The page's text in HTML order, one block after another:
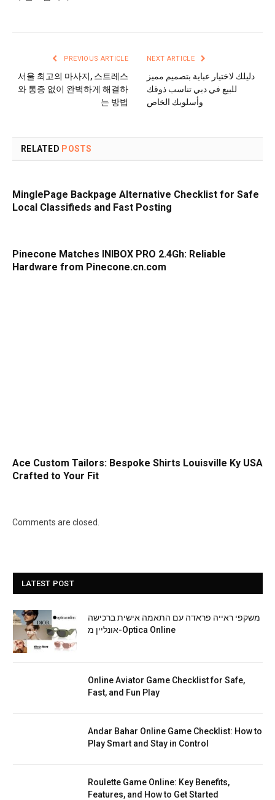
PREVIOUS ARTICLE
서울 최고의 마사지, 스트레스
와 통증 없이 완벽하게 해결하
는 방법
NEXT ARTICLE
دليلك لاختيار عباية بتصميم مميز
للبيع في دبي تناسب ذوقك
وأسلوبك الخاص
RELATED POSTS
MinglePage Backpage Alternative Checklist for Safe
Local Classifieds and Fast Posting
Pinecone Matches INIBOX PRO 2.4Gh: Reliable
Hardware from Pinecone.cn.com
Ace Custom Tailors: Bespoke Shirts Louisville Ky USA
Crafted to Your Fit
Comments are closed.
LATEST POST
משקפי ראייה פראדה עם התאמה אישית ברכישה
אונליין מ-Optica Online
Online Aviator Game Checklist for Safe,
Fast, and Fun Play
Andar Bahar Online Game Checklist: How to
Play Smart and Stay in Control
Roulette Game Online: Key Benefits,
Features, and How to Get Started